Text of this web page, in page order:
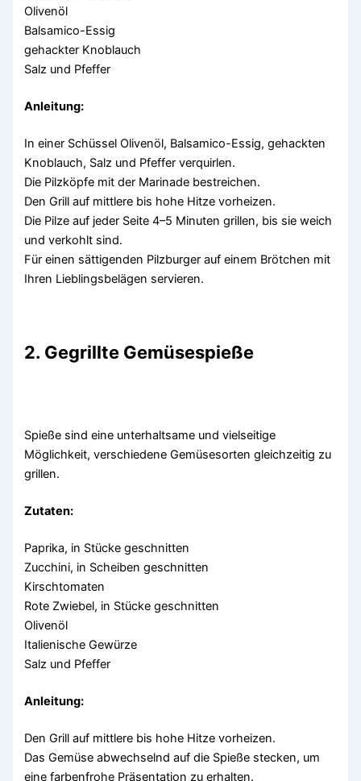
Olivenöl
Balsamico-Essig
gehackter Knoblauch
Salz und Pfeffer
Anleitung:
In einer Schüssel Olivenöl, Balsamico-Essig, gehackten
Knoblauch, Salz und Pfeffer verquirlen.
Die Pilzköpfe mit der Marinade bestreichen.
Den Grill auf mittlere bis hohe Hitze vorheizen.
Die Pilze auf jeder Seite 4–5 Minuten grillen, bis sie weich
und verkohlt sind.
Für einen sättigenden Pilzburger auf einem Brötchen mit
Ihren Lieblingsbelägen servieren.
2. Gegrillte Gemüsespieße
Spieße sind eine unterhaltsame und vielseitige
Möglichkeit, verschiedene Gemüsesorten gleichzeitig zu
grillen.
Zutaten:
Paprika, in Stücke geschnitten
Zucchini, in Scheiben geschnitten
Kirschtomaten
Rote Zwiebel, in Stücke geschnitten
Olivenöl
Italienische Gewürze
Salz und Pfeffer
Anleitung:
Den Grill auf mittlere bis hohe Hitze vorheizen.
Das Gemüse abwechselnd auf die Spieße stecken, um
eine farbenfrohe Präsentation zu erhalten.